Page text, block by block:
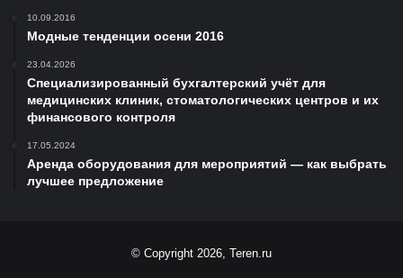
10.09.2016
Модные тенденции осени 2016
23.04.2026
Специализированный бухгалтерский учёт для
медицинских клиник, стоматологических центров и их
финансового контроля
17.05.2024
Аренда оборудования для мероприятий — как выбрать
лучшее предложение
© Copyright 2026, Teren.ru